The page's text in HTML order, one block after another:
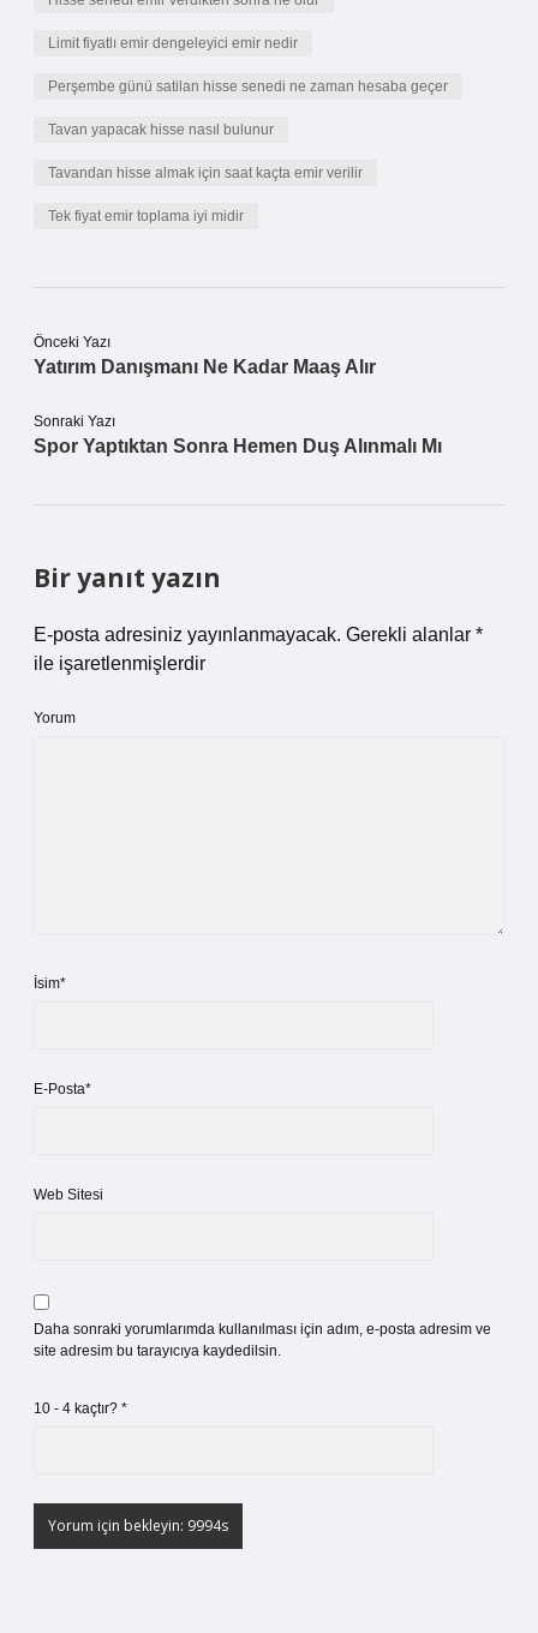
Limit fiyatlı emir dengeleyici emir nedir
Perşembe günü satilan hisse senedi ne zaman hesaba geçer
Tavan yapacak hisse nasıl bulunur
Tavandan hisse almak için saat kaçta emir verilir
Tek fiyat emir toplama iyi midir
Önceki Yazı
Yatırım Danışmanı Ne Kadar Maaş Alır
Sonraki Yazı
Spor Yaptıktan Sonra Hemen Duş Alınmalı Mı
Bir yanıt yazın
E-posta adresiniz yayınlanmayacak. Gerekli alanlar *
ile işaretlenmişlerdir
Yorum
İsim*
E-Posta*
Web Sitesi
Daha sonraki yorumlarımda kullanılması için adım, e-posta adresim ve
site adresim bu tarayıcıya kaydedilsin.
10 - 4 kaçtır? *